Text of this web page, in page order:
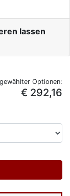
lassen
Optionen:
€ 292,16